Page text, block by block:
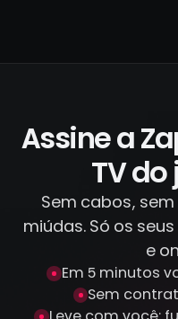
os canais que
canais
armazenamos
Assine a
TV
Sem cabos,
miúdas. Só os
e
Em 5 minutos
Sem